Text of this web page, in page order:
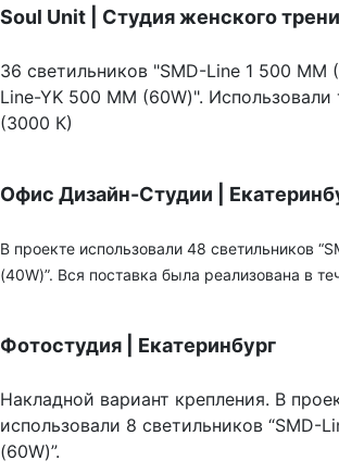
Soul Unit Студия женского
36 светильников "SMD-Line 1 500 ММ
Line-YK 500 ММ (60W)". Использовали
(3000 К)
Офис Дизайн-Студии |
В проекте использовали 48 светильников
(40W)”. Вся поставка была реализована в
Фотостудия | Екатеринбург
Накладной вариант крепления. В
использовали 8 светильников “SMD-
(60W)”.